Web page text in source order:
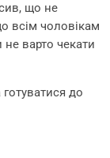
що не
всім чоловікам
варто чекати
до